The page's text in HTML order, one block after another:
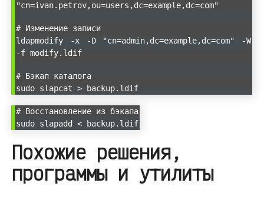
"cn=ivan.petrov,ou=users,dc=example,dc=com"
# Изменение записи
ldapmodify -x -D "cn=admin,dc=example,dc=com" -W
-f modify.ldif
# Бэкап каталога
sudo slapcat > backup.ldif
# Восстановление из бэкапа
sudo slapadd < backup.ldif
Похожие решения,
программы и утилиты